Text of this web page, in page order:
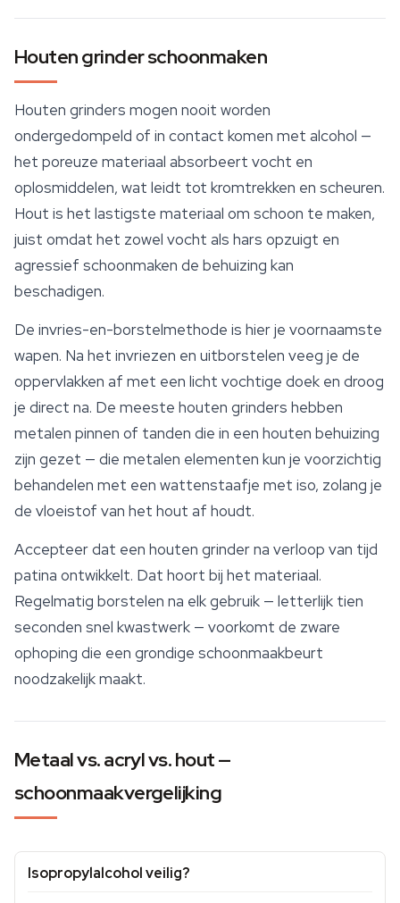
Houten grinder schoonmaken
Houten grinders mogen nooit worden
ondergedompeld of in contact komen met alcohol —
het poreuze materiaal absorbeert vocht en
oplosmiddelen, wat leidt tot kromtrekken en scheuren.
Hout is het lastigste materiaal om schoon te maken,
juist omdat het zowel vocht als hars opzuigt en
agressief schoonmaken de behuizing kan
beschadigen.
De invries-en-borstelmethode is hier je voornaamste
wapen. Na het invriezen en uitborstelen veeg je de
oppervlakken af met een licht vochtige doek en droog
je direct na. De meeste houten grinders hebben
metalen pinnen of tanden die in een houten behuizing
zijn gezet — die metalen elementen kun je voorzichtig
behandelen met een wattenstaafje met iso, zolang je
de vloeistof van het hout af houdt.
Accepteer dat een houten grinder na verloop van tijd
patina ontwikkelt. Dat hoort bij het materiaal.
Regelmatig borstelen na elk gebruik — letterlijk tien
seconden snel kwastwerk — voorkomt de zware
ophoping die een grondige schoonmaakbeurt
noodzakelijk maakt.
Metaal vs. acryl vs. hout —
schoonmaakvergelijking
Isopropylalcohol veilig?